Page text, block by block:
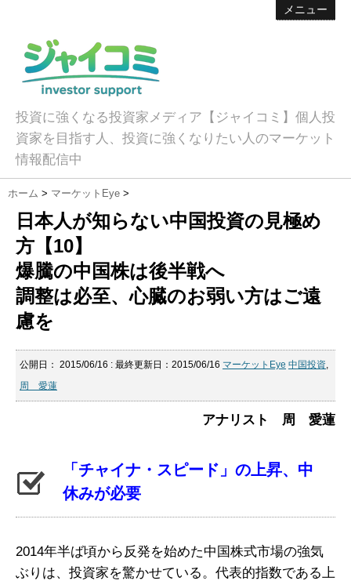
メニュー
投資に強くなる投資家メディア【ジャイコミ】個人投
資家を目指す人、投資に強くなりたい人のマーケット
情報配信中
ホーム > マーケットEye >
日本人が知らない中国投資の見極め
方【10】
爆騰の中国株は後半戦へ
調整は必至、心臓のお弱い方はご遠
慮を
公開日： 2015/06/16 : 最終更新日：2015/06/16 マーケットEye 中国投資,
周 愛蓮
アナリスト 周 愛蓮
「チャイナ・スピード」の上昇、中
休みが必要
2014年半ば頃から反発を始めた中国株式市場の強気
ぶりは、投資家を驚かせている。代表的指数である上